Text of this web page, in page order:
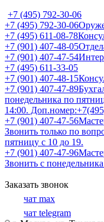
+7 (495) 792-30-06
+7 (495) 792-30-06
+7 (495) 611-08-78
+7 (901) 407-48-05
+7 (901) 407-47-54
+7 (495) 611-33-05
+7 (901) 407-48-15
+7 (901) 407-47-89
понедельника по
14:00.
+7 (901) 407-47-56
Звонить только по
пятницу с 10 до 19.
+7 (901) 407-47-96
Звонить с
Заказать звонок
чат max
чат telegram